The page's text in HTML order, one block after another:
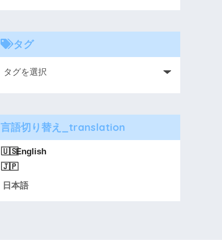
タグ
言語切り替え_translation
English
日本語